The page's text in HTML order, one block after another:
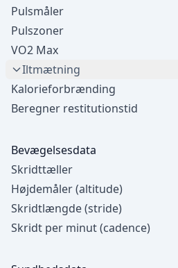
Pulsmåler
Pulszoner
VO2 Max
Iltmætning
Kalorieforbrænding
Beregner restitutionstid
Bevægelsesdata
Skridttæller
Højdemåler (altitude)
Skridtlængde (stride)
Skridt per minut (cadence)